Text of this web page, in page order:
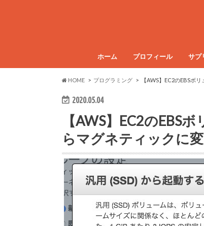
ホーム プロフィール サプ
HOME プログラミング 【AWS】EC2のEBSボ
2020.05.04
【AWS】EC2のEBS
らマグネティックに